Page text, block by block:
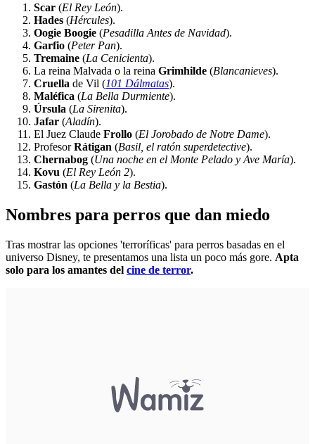
Scar (El Rey León).
Hades (Hércules).
Oogie Boogie (Pesadilla Antes de Navidad).
Garfio (Peter Pan).
Tremaine (La Cenicienta).
La reina Malvada o la reina Grimhilde (Blancanieves).
Cruella de Vil (101 Dálmatas).
Maléfica (La Bella Durmiente).
Úrsula (La Sirenita).
Jafar (Aladín).
El Juez Claude Frollo (El Jorobado de Notre Dame).
ProfesorRátigan (Basil, el ratón superdetective).
Chernabog (Una noche en el Monte Pelado y Ave María).
Kovu (El Rey León 2).
Gastón (La Bella y la Bestia).
Nombres para perros que dan miedo
Tras mostrar las opciones 'terroríficas' para perros basadas en el
universo Disney, te presentamos una lista un poco más gore. Apta
solo para los amantes del cine de terror.